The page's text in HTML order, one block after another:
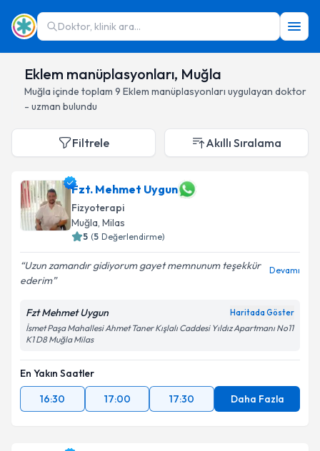
Doktor, klinik ara...
Eklem manüplasyonları, Muğla
Muğla içinde toplam 9 Eklem manüplasyonları uygulayan doktor
- uzman bulundu
Filtrele Akıllı Sıralama
Fzt. Mehmet Uygun
Fizyoterapi
Muğla, Milas
5 (5 Değerlendirme)
Uzun zamandır gidiyorum gayet memnunum teşekkür
ederim
Devamı
Fzt Mehmet Uygun Haritada Göster
İsmet Paşa Mahallesi Ahmet Taner Kışlalı Caddesi Yıldız Apartmanı No11
K1 D8 Muğla Milas
En Yakın Saatler
16:30
17:00 17:30 Daha Fazla